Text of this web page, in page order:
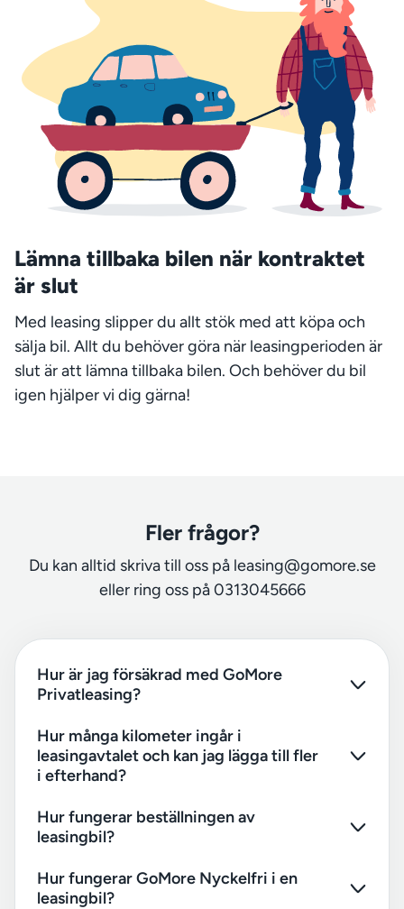
Lämna tillbaka bilen när kontraktet
är slut
Med leasing slipper du allt stök med att köpa och
sälja bil. Allt du behöver göra när leasingperioden är
slut är att lämna tillbaka bilen. Och behöver du bil
igen hjälper vi dig gärna!
Fler frågor?
Du kan alltid skriva till oss på leasing@gomore.se
eller ring oss på 0313045666
Hur är jag försäkrad med GoMore
Privatleasing?
Hur många kilometer ingår i
leasingavtalet och kan jag lägga till fler
i efterhand?
Hur fungerar beställningen av
leasingbil?
Hur fungerar GoMore Nyckelfri i en
leasingbil?